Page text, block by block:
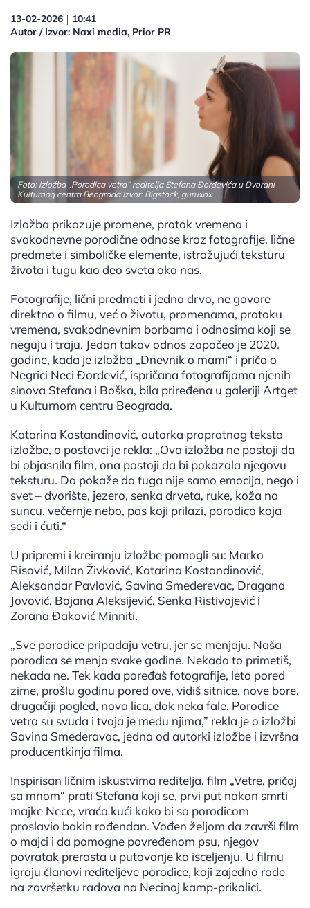
13-02-2026 | 10:41
Autor / Izvor: Naxi media, Prior PR
Foto: Izložba „Porodica vetra“ reditelja Stefana Đorđevića u Dvorani
Kulturnog centra Beograda Izvor: Bigstock, guruxox
Izložba prikazuje promene, protok vremena i
svakodnevne porodične odnose kroz fotografije, lične
predmete i simboličke elemente, istražujući teksturu
života i tugu kao deo sveta oko nas.
Fotografije, lični predmeti i jedno drvo, ne govore
direktno o filmu, već o životu, promenama, protoku
vremena, svakodnevnim borbama i odnosima koji se
neguju i traju. Jedan takav odnos započeo je 2020.
godine, kada je izložba „Dnevnik o mami“ i priča o
Negrici Neci Đorđević, ispričana fotografijama njenih
sinova Stefana i Boška, bila priređena u galeriji Artget
u Kulturnom centru Beograda.
Katarina Kostandinović, autorka propratnog teksta
izložbe, o postavci je rekla: „Оva izložba ne postoji da
bi objasnila film, ona postoji da bi pokazala njegovu
teksturu. Da pokaže da tuga nije samo emocija, nego i
svet – dvorište, jezero, senka drveta, ruke, koža na
suncu, večernje nebo, pas koji prilazi, porodica koja
sedi i ćuti.“
U pripremi i kreiranju izložbe pomogli su: Marko
Risović, Milan Živković, Katarina Kostandinović,
Aleksandar Pavlović, Savina Smederevac, Dragana
Jovović, Bojana Aleksijević, Senka Ristivojević i
Zorana Đaković Minniti.
„Sve porodice pripadaju vetru, jer se menjaju. Naša
porodica se menja svake godine. Nekada to primetiš,
nekada ne. Tek kada poređaš fotografije, leto pored
zime, prošlu godinu pored ove, vidiš sitnice, nove bore,
drugačiji pogled, nova lica, dok neka fale. Porodice
vetra su svuda i tvoja je među njima,” rekla je o izložbi
Savina Smederavac, jedna od autorki izložbe i izvršna
producentkinja filma.
Inspirisan ličnim iskustvima reditelja, film „Vetre, pričaj
sa mnom“ prati Stefana koji se, prvi put nakon smrti
majke Nece, vraća kući kako bi sa porodicom
proslavio bakin rođendan. Vođen željom da završi film
o majci i da pomogne povređenom psu, njegov
povratak prerasta u putovanje ka isceljenju. U filmu
igraju članovi rediteljeve porodice, koji zajedno rade
na završetku radova na Necinoj kamp-prikolici.